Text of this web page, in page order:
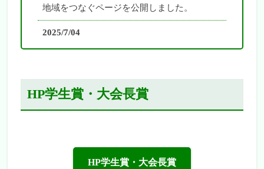
地域をつなぐページを公開しました。
2025/7/04
医学物理サミットページを公開しました。
教育講演ページを公開しました。
2025/6/24
日（木）送信予定です。
HP学生賞・大会長賞
HP学生賞・大会長賞